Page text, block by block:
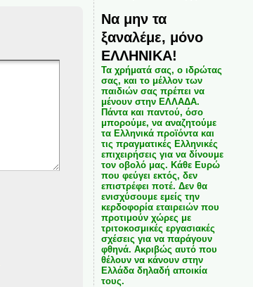
Να μην τα
ξαναλέμε, μόνο
ΕΛΛΗΝΙΚΑ!
Τα χρήματά σας, ο ιδρώτας
σας, και το μέλλον των
παιδιών σας πρέπει να
μένουν στην ΕΛΛΑΔΑ.
Πάντα και παντού, όσο
μπορούμε, να αναζητούμε
τα Ελληνικά προϊόντα και
τις πραγματικές Ελληνικές
επιχειρήσεις για να δίνουμε
τον οβολό μας. Κάθε Ευρώ
που φεύγει εκτός, δεν
επιστρέφει ποτέ. Δεν θα
ενισχύσουμε εμείς την
κερδοφορία εταιρειών που
προτιμούν χώρες με
τριτοκοσμικές εργασιακές
σχέσεις για να παράγουν
φθηνά. Ακριβώς αυτό που
θέλουν να κάνουν στην
Ελλάδα δηλαδή αποικία
τους.